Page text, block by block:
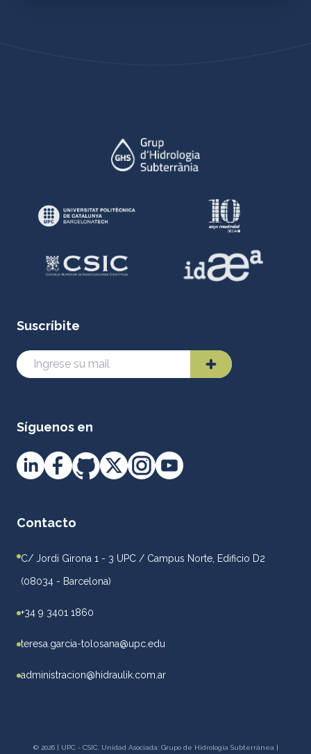
Suscríbite
Síguenos en
Contacto
C/ Jordi Girona 1 - 3 UPC / Campus Norte, Edificio D2
(08034 - Barcelona)
+34 9 3401 1860
teresa.garcia-tolosana@upc.edu
administracion@hidraulik.com.ar
© 2026 | UPC - CSIC. Unidad Asociada: Grupo de Hidrología Subterránea |